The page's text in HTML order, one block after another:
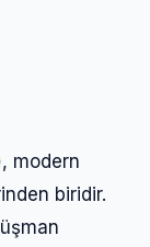
, modern
biridir.